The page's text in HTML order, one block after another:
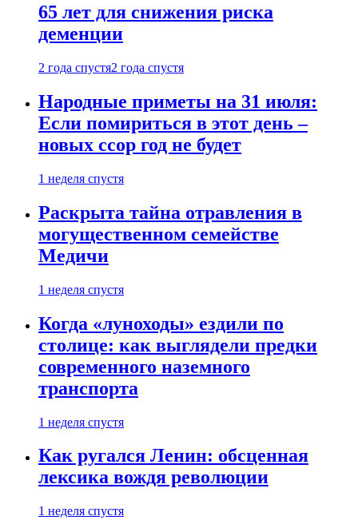
65 лет для снижения риска
деменции
2 года спустя2 года спустя
Народные приметы на 31 июля:
Если помириться в этот день –
новых ссор год не будет
1 неделя спустя
Раскрыта тайна отравления в
могущественном семействе
Медичи
1 неделя спустя
Когда «луноходы» ездили по
столице: как выглядели предки
современного наземного
транспорта
1 неделя спустя
Как ругался Ленин: обсценная
лексика вождя революции
1 неделя спустя